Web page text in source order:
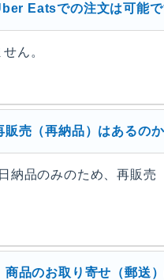
Eatsでの注文は可能で
ん。
売（再納品）はあるのか
納品のみのため、再販
品のお取り寄せ（郵送